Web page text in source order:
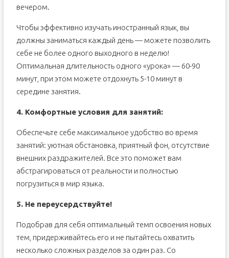
вечером.
Чтобы эффективно изучать иностранный язык, вы
должны заниматься каждый день — можете позволить
себе не более одного выходного в неделю!
Оптимальная длительность одного «урока» — 60-90
минут, при этом можете отдохнуть 5-10 минут в
середине занятия.
4. Комфортные условия для занятий:
Обеспечьте себе максимальное удобство во время
занятий: уютная обстановка, приятный фон, отсутствие
внешних раздражителей. Все это поможет вам
абстрагироваться от реальности и полностью
погрузиться в мир языка.
5. Не переусердствуйте!
Подобрав для себя оптимальный темп освоения новых
тем, придерживайтесь его и не пытайтесь охватить
несколько сложных разделов за один раз. Со